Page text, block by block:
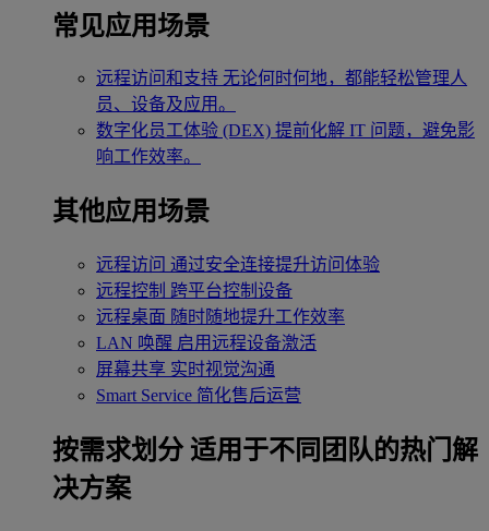
常见应用场景
远程访问和支持 无论何时何地，都能轻松管理人
员、设备及应用。
数字化员工体验 (DEX) 提前化解 IT 问题，避免影
响工作效率。
其他应用场景
远程访问 通过安全连接提升访问体验
远程控制 跨平台控制设备
远程桌面 随时随地提升工作效率
LAN 唤醒 启用远程设备激活
屏幕共享 实时视觉沟通
Smart Service 简化售后运营
按需求划分 适用于不同团队的热门解
决方案